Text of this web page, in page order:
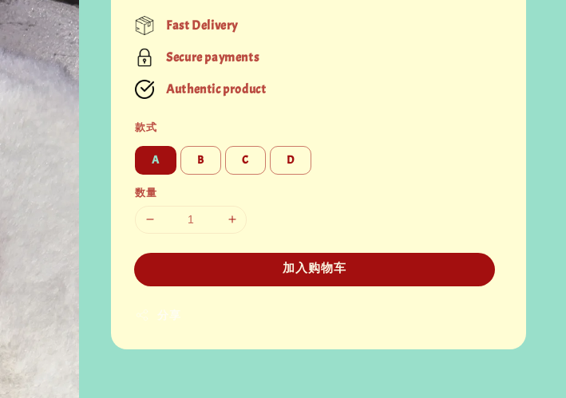
price
Fast Delivery
Secure payments
Authentic product
款式
A B C D
数量
加入购物车
分享